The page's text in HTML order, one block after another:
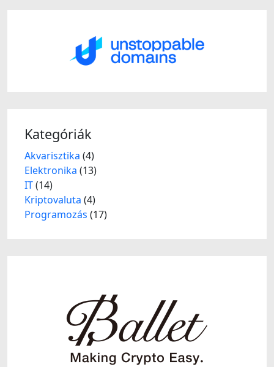
Kategóriák
Akvarisztika (4)
Elektronika (13)
IT(14)
Kriptovaluta (4)
Programozás (17)